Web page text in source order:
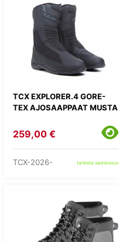
TCX EXPLORER.4 GORE-
TEX AJOSAAPPAAT MUSTA
259,00 €
TCX-2026- tarkista saatavuus